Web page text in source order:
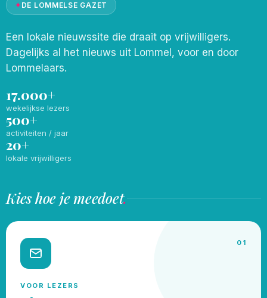
✦DE LOMMELSE GAZET
Een lokale nieuwssite die draait op vrijwilligers.
Dagelijks al het nieuws uit Lommel, voor en door
Lommelaars.
17.000+
wekelijkse lezers
500+
activiteiten / jaar
20+
lokale vrijwilligers
Kies hoe je meedoet.
01
VOOR LEZERS